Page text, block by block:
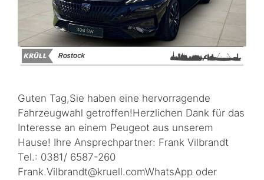
Guten Tag,Sie haben eine hervorragende
Fahrzeugwahl getroffen!Herzlichen Dank für das
Interesse an einem Peugeot aus unserem
Hause! Ihre Ansprechpartner: Frank Vilbrandt
Tel.: 0381/ 6587-260
Frank.Vilbrandt@kruell.comWhatsApp oder